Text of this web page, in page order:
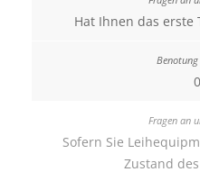
Hat Ihnen das erste
Sofern Sie
Zustand